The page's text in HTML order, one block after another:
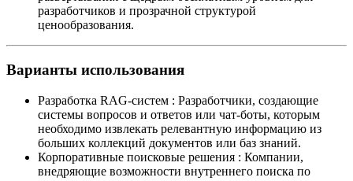
разработчиков и прозрачной структурой
ценообразования.
Варианты использования
Разработка RAG-систем : Разработчики, создающие
системы вопросов и ответов или чат-боты, которым
необходимо извлекать релевантную информацию из
больших коллекций документов или баз знаний.
Корпоративные поисковые решения : Компании,
внедряющие возможности внутреннего поиска по